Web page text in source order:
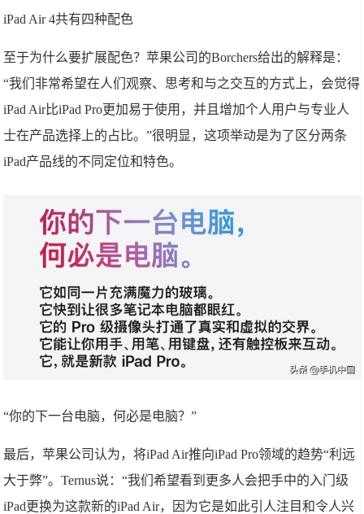
iPad Air 4共有四种配色
至于为什么要扩展配色？苹果公司的Borchers给出的解释是：
“我们非常希望在人们观察、思考和与之交互的方式上，会觉得
iPad Air比iPad Pro更加易于使用，并且增加个人用户与专业人
士在产品选择上的占比。”很明显，这项举动是为了区分两条
iPad产品线的不同定位和特色。
“你的下一台电脑，何必是电脑？”
最后，苹果公司认为，将iPad Air推向iPad Pro领域的趋势“利远
大于弊”。Ternus说：“我们希望看到更多人会把手中的入门级
iPad更换为这款新的iPad Air，因为它是如此引人注目和令人兴